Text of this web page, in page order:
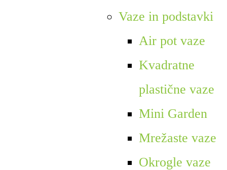
Vaze in podstavki
Air pot vaze
Kvadratne
plastične vaze
Mini Garden
Mrežaste vaze
Okrogle vaze